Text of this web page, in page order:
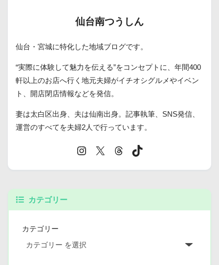
仙台南つうしん
仙台・宮城に特化した地域ブログです。
“実際に体験して魅力を伝える”をコンセプトに、年間400
軒以上のお店へ行く地元夫婦がイチオシグルメやイベン
ト、開店閉店情報などを発信。
妻は太白区出身、夫は仙南出身。記事執筆、SNS発信、
運営のすべてを夫婦2人で行っています。
カテゴリー
カテゴリー